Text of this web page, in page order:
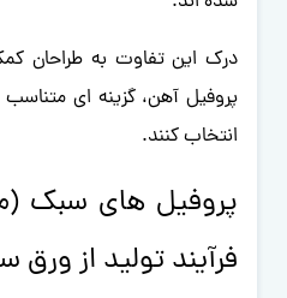
درک این تفاوت به طراحان
پروفیل آهن، گزینه ای متناسب
انتخاب کنند.
پروفیل های سبک
فرآیند تولید از ورق